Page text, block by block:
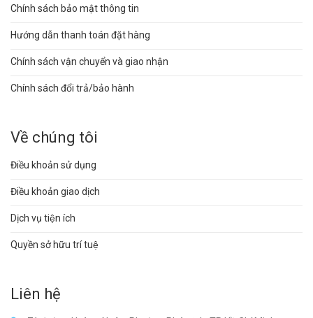
Chính sách bảo mật thông tin
Hướng dẫn thanh toán đặt hàng
Chính sách vận chuyển và giao nhận
Chính sách đổi trả/bảo hành
Về chúng tôi
Điều khoản sử dụng
Điều khoản giao dịch
Dịch vụ tiện ích
Quyền sở hữu trí tuệ
Liên hệ